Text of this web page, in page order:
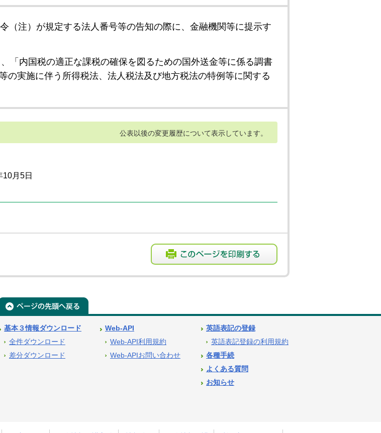
（注）が規定する法人番号等の告知の際に、金融機関等に提示す
「内国税の適正な課税の確保を図るための国外送金等に係る調書
の実施に伴う所得税法、法人税法及び地方税法の特例等に関する
公表以後の変更履歴について表示しています。
10月5日
基本３情報ダウンロード
全件ダウンロード
差分ダウンロード
Web-API
Web-API利用規約
Web-APIお問い合わせ
英語表記の登録
英語表記登録の利用規約
各種手続
よくある質問
お知らせ